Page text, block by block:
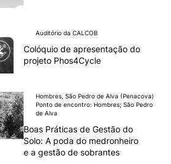
Instituição/Curso
de Coimbra. Todos os direitos reservados.
Auditório da CALCOB
Colóquio de apresentação do
projeto Phos4Cycle
Hombres, São Pedro de Alva (Penacova)
Ponto de encontro: Hombres; São Pedro
de Alva
Boas Práticas de Gestão do
Solo: A poda do medronheiro
e a gestão de sobrantes